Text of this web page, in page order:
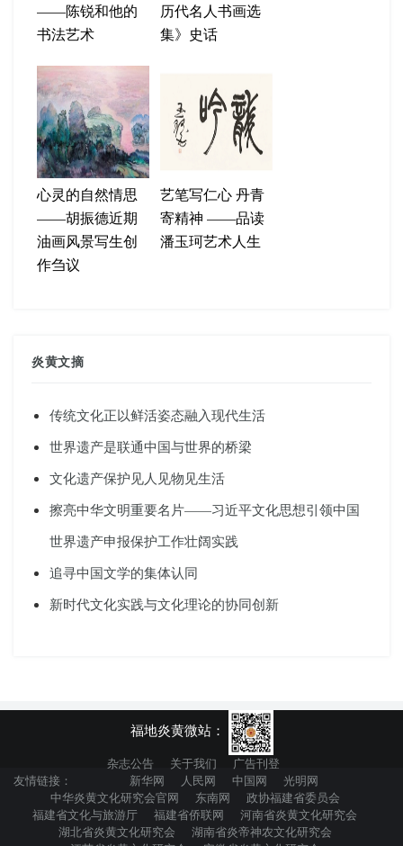
——陈锐和他的
书法艺术
历代名人书画选
集》史话
心灵的自然情思
——胡振德近期
油画风景写生创
作刍议
艺笔写仁心 丹青
寄精神 ——品读
潘玉珂艺术人生
炎黄文摘
传统文化正以鲜活姿态融入现代生活
世界遗产是联通中国与世界的桥梁
文化遗产保护见人见物见生活
擦亮中华文明重要名片——习近平文化思想引领中国
世界遗产申报保护工作壮阔实践
追寻中国文学的集体认同
新时代文化实践与文化理论的协同创新
福地炎黄微站：
杂志公告 关于我们
广告刊登
友情链接：
新华网 人民网 中国网
光明网
中华炎黄文化研究会官网
东南网
政协福建省委员会
福建省文化与旅游厅
福建省侨联网
河南省炎黄文化研究会
湖北省炎黄文化研究会
湖南省炎帝神农文化研究会